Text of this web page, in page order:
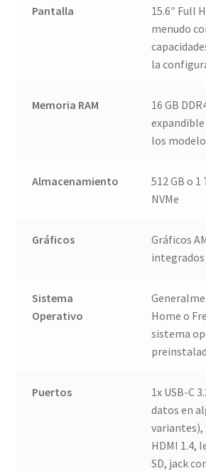
Pantalla
15.6″ Full
menudo
la
Memoria RAM
16 GB
los
Almacenamiento
512 GB o 1
NVMe
Gráficos
Gráficos
integrados
Sistema
Operativo
Home o
sistema
Puertos
1x USB-C
datos en
variantes),
HDMI 1.4,
SD, jack